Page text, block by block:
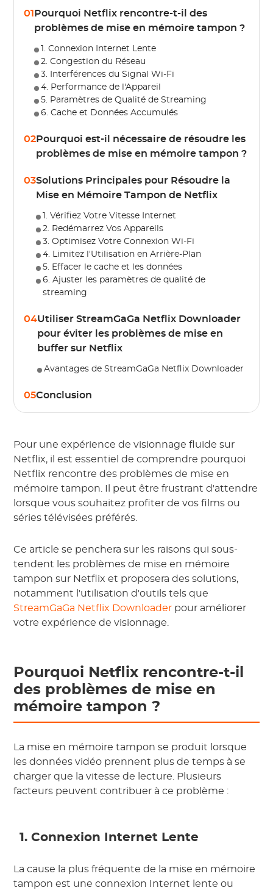
01 Pourquoi Netflix rencontre-t-il des
problèmes de mise en mémoire tampon ?
1. Connexion Internet Lente
2. Congestion du Réseau
3. Interférences du Signal Wi-Fi
4. Performance de l'Appareil
5. Paramètres de Qualité de Streaming
6. Cache et Données Accumulés
02Pourquoi est-il nécessaire de résoudre les
problèmes de mise en mémoire tampon ?
03Solutions Principales pour Résoudre la
Mise en Mémoire Tampon de Netflix
1. Vérifiez Votre Vitesse Internet
2. Redémarrez Vos Appareils
3. Optimisez Votre Connexion Wi-Fi
4. Limitez l'Utilisation en Arrière-Plan
5. Effacer le cache et les données
6. Ajuster les paramètres de qualité de
streaming
04Utiliser StreamGaGa Netflix Downloader
pour éviter les problèmes de mise en
buffer sur Netflix
Avantages de StreamGaGa Netflix Downloader
05Conclusion
Pour une expérience de visionnage fluide sur
Netflix, il est essentiel de comprendre pourquoi
Netflix rencontre des problèmes de mise en
mémoire tampon. Il peut être frustrant d'attendre
lorsque vous souhaitez profiter de vos films ou
séries télévisées préférés.
Ce article se penchera sur les raisons qui sous-
tendent les problèmes de mise en mémoire
tampon sur Netflix et proposera des solutions,
notamment l'utilisation d'outils tels que
StreamGaGa Netflix Downloader pour améliorer
votre expérience de visionnage.
Pourquoi Netflix rencontre-t-il
des problèmes de mise en
mémoire tampon ?
La mise en mémoire tampon se produit lorsque
les données vidéo prennent plus de temps à se
charger que la vitesse de lecture. Plusieurs
facteurs peuvent contribuer à ce problème :
1. Connexion Internet Lente
La cause la plus fréquente de la mise en mémoire
tampon est une connexion Internet lente ou